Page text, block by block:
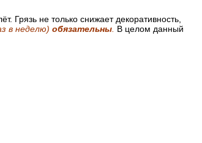
Грязь не только снижает декоративность,
в неделю) обязательны В целом данный